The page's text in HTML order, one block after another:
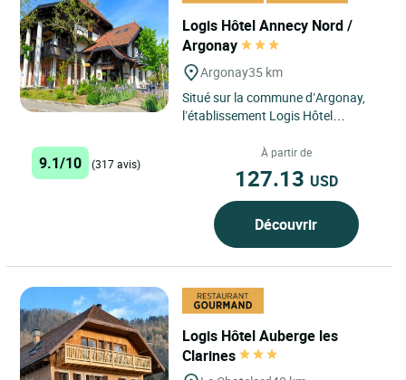
Logis Hôtel Annecy Nord /
Argonay
Argonay35 km
Situé sur la commune d’Argonay,
l’établissement Logis Hôtel
visiteurs une expérience...
9.1/10 (317 avis)
À partir de
127.13 USD
Découvrir
Logis Hôtel Auberge les
Clarines